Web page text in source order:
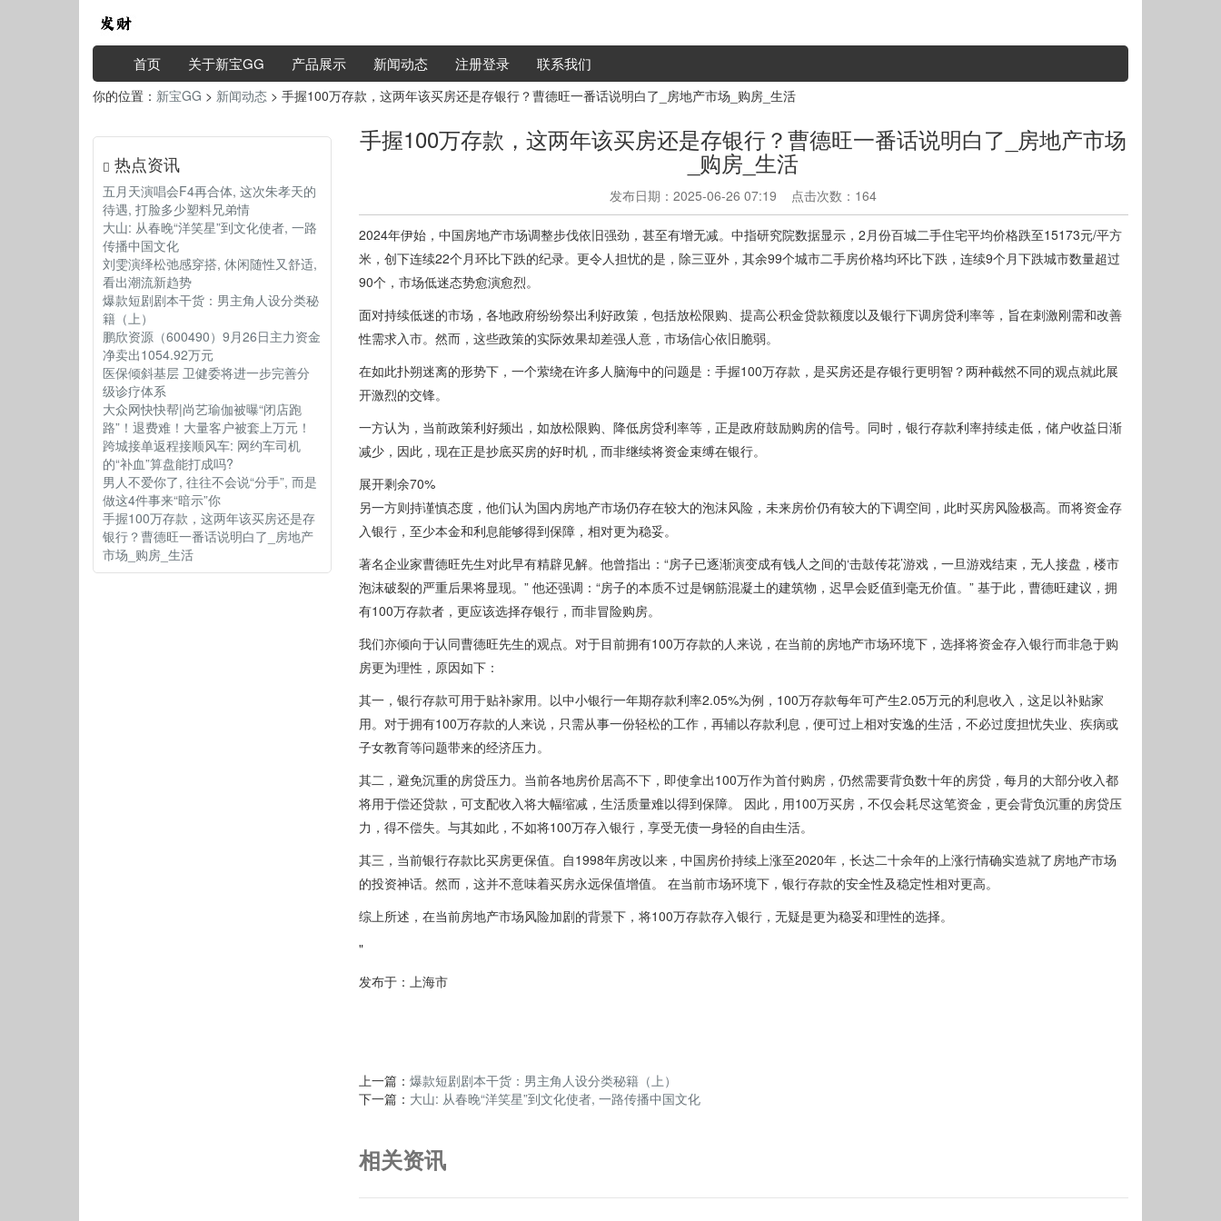
首页 关于新宝GG 产品展示 新闻动态 注册登录 联系我们
你的位置： 新宝GG > 新闻动态 > 手握100万存款，这两年该买房还是存银行？曹德旺一番话说明白了_房地产市场_购房_生活
热点资讯
五月天演唱会F4再合体, 这次朱孝天的
待遇, 打脸多少塑料兄弟情
大山: 从春晚“洋笑星”到文化使者, 一路
传播中国文化
刘雯演绎松弛感穿搭, 休闲随性又舒适,
看出潮流新趋势
爆款短剧剧本干货：男主角人设分类秘
籍（上）
鹏欣资源（600490）9月26日主力资金
净卖出1054.92万元
医保倾斜基层 卫健委将进一步完善分
级诊疗体系
大众网快快帮|尚艺瑜伽被曝“闭店跑
路”！退费难！大量客户被套上万元！
跨城接单返程接顺风车: 网约车司机
的“补血”算盘能打成吗?
男人不爱你了, 往往不会说“分手”, 而是
做这4件事来“暗示”你
手握100万存款，这两年该买房还是存
银行？曹德旺一番话说明白了_房地产
市场_购房_生活
手握100万存款，这两年该买房还是存银行？曹德旺一番话说明白了_房地产市场
_购房_生活
发布日期：2025-06-26 07:19 点击次数：164
2024年伊始，中国房地产市场调整步伐依旧强劲，甚至有增无减。中指研究院数据显示，2月份百城二手住宅平均价格跌至15173元/平方
米，创下连续22个月环比下跌的纪录。更令人担忧的是，除三亚外，其余99个城市二手房价格均环比下跌，连续9个月下跌城市数量超过
90个，市场低迷态势愈演愈烈。
面对持续低迷的市场，各地政府纷纷祭出利好政策，包括放松限购、提高公积金贷款额度以及银行下调房贷利率等，旨在刺激刚需和改善
性需求入市。然而，这些政策的实际效果却差强人意，市场信心依旧脆弱。
在如此扑朔迷离的形势下，一个萦绕在许多人脑海中的问题是：手握100万存款，是买房还是存银行更明智？两种截然不同的观点就此展
开激烈的交锋。
一方认为，当前政策利好频出，如放松限购、降低房贷利率等，正是政府鼓励购房的信号。同时，银行存款利率持续走低，储户收益日渐
减少，因此，现在正是抄底买房的好时机，而非继续将资金束缚在银行。
展开剩余70%
另一方则持谨慎态度，他们认为国内房地产市场仍存在较大的泡沫风险，未来房价仍有较大的下调空间，此时买房风险极高。而将资金存
入银行，至少本金和利息能够得到保障，相对更为稳妥。
著名企业家曹德旺先生对此早有精辟见解。他曾指出：“房子已逐渐演变成有钱人之间的‘击鼓传花’游戏，一旦游戏结束，无人接盘，楼市
泡沫破裂的严重后果将显现。” 他还强调：“房子的本质不过是钢筋混凝土的建筑物，迟早会贬值到毫无价值。” 基于此，曹德旺建议，拥
有100万存款者，更应该选择存银行，而非冒险购房。
我们亦倾向于认同曹德旺先生的观点。对于目前拥有100万存款的人来说，在当前的房地产市场环境下，选择将资金存入银行而非急于购
房更为理性，原因如下：
其一，银行存款可用于贴补家用。以中小银行一年期存款利率2.05%为例，100万存款每年可产生2.05万元的利息收入，这足以补贴家
用。对于拥有100万存款的人来说，只需从事一份轻松的工作，再辅以存款利息，便可过上相对安逸的生活，不必过度担忧失业、疾病或
子女教育等问题带来的经济压力。
其二，避免沉重的房贷压力。当前各地房价居高不下，即使拿出100万作为首付购房，仍然需要背负数十年的房贷，每月的大部分收入都
将用于偿还贷款，可支配收入将大幅缩减，生活质量难以得到保障。 因此，用100万买房，不仅会耗尽这笔资金，更会背负沉重的房贷压
力，得不偿失。与其如此，不如将100万存入银行，享受无债一身轻的自由生活。
其三，当前银行存款比买房更保值。自1998年房改以来，中国房价持续上涨至2020年，长达二十余年的上涨行情确实造就了房地产市场
的投资神话。然而，这并不意味着买房永远保值增值。 在当前市场环境下，银行存款的安全性及稳定性相对更高。
综上所述，在当前房地产市场风险加剧的背景下，将100万存款存入银行，无疑是更为稳妥和理性的选择。
"
发布于：上海市
上一篇： 爆款短剧剧本干货：男主角人设分类秘籍（上）
下一篇： 大山: 从春晚“洋笑星”到文化使者, 一路传播中国文化
相关资讯